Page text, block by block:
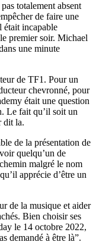
totalement absent
de faire une
était incapable
premier soir. Michael
une minute
de TF1. Pour un
chevronné, pour
était une question
Le fait qu’il soit un
dit la.
de la présentation de
quelqu’un de
malgré le nom
apprécie d’être un
de la musique et aider
Bien choisir ses
le 14 octobre 2022,
demandé à être là”.